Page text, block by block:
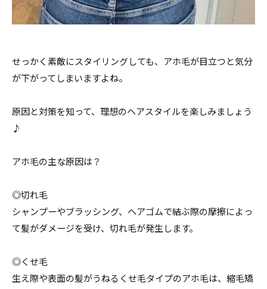
せっかく素敵にスタイリングしても、アホ毛が目立つと気分
が下がってしまいますよね。
原因と対策を知って、理想のヘアスタイルを楽しみましょう
♪
アホ毛の主な原因は？
◎切れ毛
シャンプーやブラッシング、ヘアゴムで結ぶ際の摩擦によっ
て髪がダメージを受け、切れ毛が発生します。
◎くせ毛
生え際や表面の髪がうねるくせ毛タイプのアホ毛は、縮毛矯